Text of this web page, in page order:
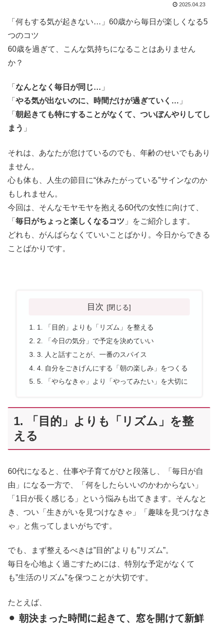
2025.04.23
「何もする気が起きない…」60歳から毎日が楽しくなる5
つのコツ
60歳を過ぎて、こんな気持ちになることはありません
か？
「 なんとなく毎日が同じ… 」
「 やる気が出ないのに、時間だけが過ぎていく… 」
「 朝起きても特にすることがなくて、ついぼんやりしてし
まう 」
それは、あなたが怠けているのでも、年齢のせいでもあり
ません。
心も体も、人生の節目に“休みたがっている”サインなのか
もしれません。
今回は、そんなモヤモヤを抱える60代の女性に向けて、
「 毎日がちょっと楽しくなるコツ 」をご紹介します。
どれも、がんばらなくていいことばかり。今日からできる
ことばかりです。
目次
1. 「目的」よりも「リズム」を整える
2. 「今日の気分」で予定を決めていい
3. 人と話すことが、一番のスパイス
4. 自分をごきげんにする「朝の楽しみ」をつくる
5. 「やらなきゃ」より「やってみたい」を大切に
1. 「目的」よりも「リズム」を整
える
60代になると、仕事や子育てがひと段落し、「毎日が自
由」になる一方で、「何をしたらいいのかわからない」
「1日が長く感じる」という悩みも出てきます。そんなと
き、つい「生きがいを見つけなきゃ」「趣味を見つけなき
ゃ」と焦ってしまいがちです。
でも、まず整えるべきは”目的”よりも”リズム”。
毎日を心地よく過ごすためには、特別な予定がなくて
も”生活のリズム”を保つことが大切です。
たとえば、
⚫︎ 朝決まった時間に起きて、窓を開けて新鮮